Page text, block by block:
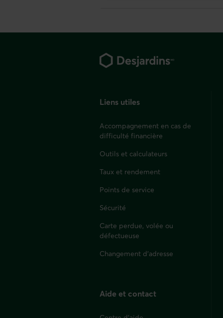
de
page
Liens utiles
Accompagnement en cas de
difficulté financière
Outils et calculateurs
Taux et rendement
Points de service
Sécurité
Carte perdue, volée ou
défectueuse
Changement d'adresse
Aide et contact